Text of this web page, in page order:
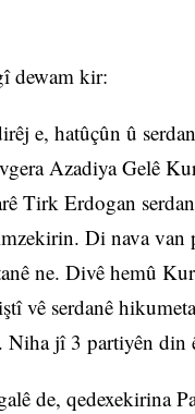
dewam kir:
e, hatûçûn û
Azadiya Gelê
Tirk Erdogan
Di nava
ne. Divê hemû
vê serdanê
Niha jî 3 partiyên
de, qedexekirina